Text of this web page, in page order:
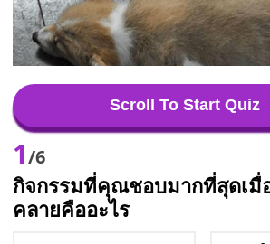
Scroll To Start Quiz
1/6
กิจกรรมที่คุณชอบมากที่สุดเมื่
คลายคืออะไร